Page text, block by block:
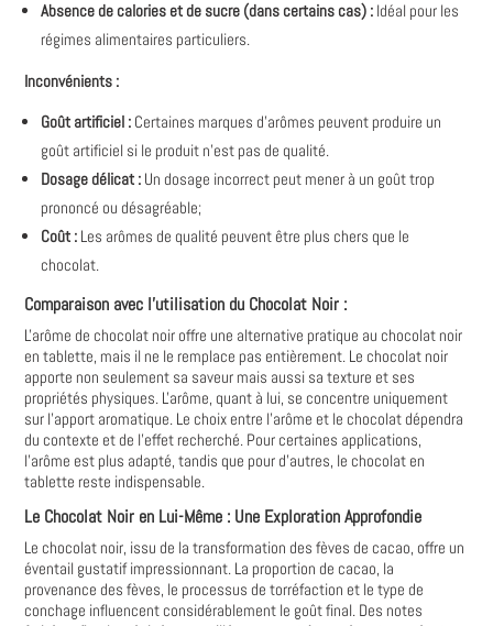
Absence de calories et de sucre (dans certains cas) : Idéal pour les
régimes alimentaires particuliers.
Inconvénients :
Goût artificiel : Certaines marques d'arômes peuvent produire un
goût artificiel si le produit n'est pas de qualité.
Dosage délicat : Un dosage incorrect peut mener à un goût trop
prononcé ou désagréable;
Coût : Les arômes de qualité peuvent être plus chers que le
chocolat.
Comparaison avec l'utilisation du Chocolat Noir :
L'arôme de chocolat noir offre une alternative pratique au chocolat noir
en tablette, mais il ne le remplace pas entièrement. Le chocolat noir
apporte non seulement sa saveur mais aussi sa texture et ses
propriétés physiques. L'arôme, quant à lui, se concentre uniquement
sur l'apport aromatique. Le choix entre l'arôme et le chocolat dépendra
du contexte et de l'effet recherché. Pour certaines applications,
l'arôme est plus adapté, tandis que pour d'autres, le chocolat en
tablette reste indispensable.
Le Chocolat Noir en Lui-Même : Une Exploration Approfondie
Le chocolat noir, issu de la transformation des fèves de cacao, offre un
éventail gustatif impressionnant. La proportion de cacao, la
provenance des fèves, le processus de torréfaction et le type de
conchage influencent considérablement le goût final. Des notes